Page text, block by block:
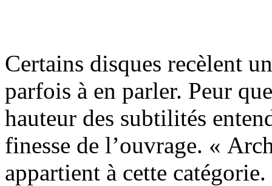
Certains disques recèlent
parfois à en parler. Peur
hauteur des subtilités
finesse de l’ouvrage. «
appartient à cette catégorie.